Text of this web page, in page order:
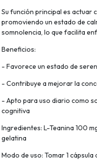
Su función principal es actuar
promoviendo un estado de
somnolencia, lo que facilita
Beneficios:
- Favorece un estado de
- Contribuye a mejorar la
- Apto para uso diario como
cognitiva
Ingredientes: L-Teanina 100
gelatina
Modo de uso: Tomar 1